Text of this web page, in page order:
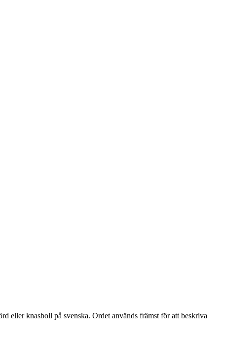
eller knasboll på svenska. Ordet används främst för att beskriva